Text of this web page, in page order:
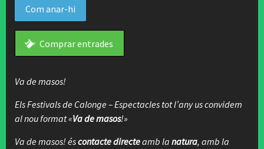
Com anar-hi
Comprar entrades
Va de masos!
Els Festivals de Calonge – Espectacles tot l’any us convidem
al nou format «Va de masos!»
Va de masos! éscontacte directeamb la natura, amb la